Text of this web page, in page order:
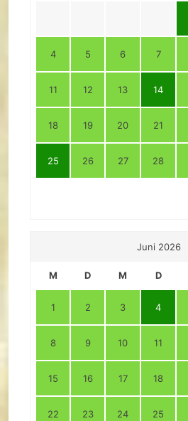
4 5 6 7
11 12 13 14
18 19 20 21
25 26 27 28
Juni 2026
M D M D
1 2 3 4
8 9 10 11
15 16 17 18
22 23 24 25